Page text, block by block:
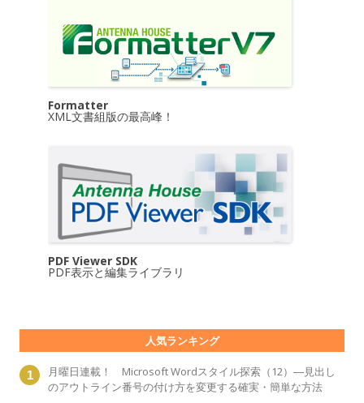
Formatter
XML文書組版の最高峰！
PDF Viewer SDK
PDF表示と編集ライブラリ
人気ランキング
月曜日連載！ Microsoft Wordスタイル探索（12）―見出し
のアウトライン番号の付け方を変更する確実・簡単な方法